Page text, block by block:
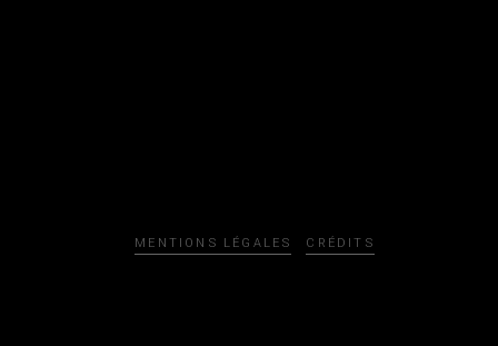
MENTIONS LÉGALES CRÉDITS